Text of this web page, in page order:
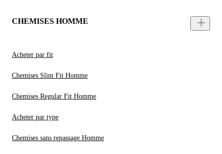
CHEMISES HOMME
Acheter par fit
Chemises Slim Fit Homme
Chemises Regular Fit Homme
Acheter par type
Chemises sans repassage Homme